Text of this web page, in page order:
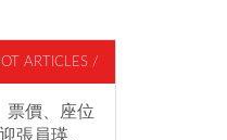
ARTICLES /
票價、座位
張員瑛、